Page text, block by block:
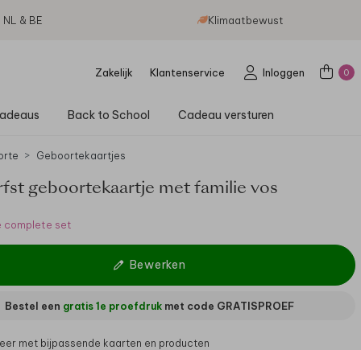
& BE Klimaatbewust
Zakelijk Klantenservice Inloggen 0
Back to School Cadeau versturen
Geboortekaartjes
geboortekaartje met familie vos
complete set
Bewerken
Bestel een gratis 1e proefdruk met code GRATISPROEF
met bijpassende kaarten en producten